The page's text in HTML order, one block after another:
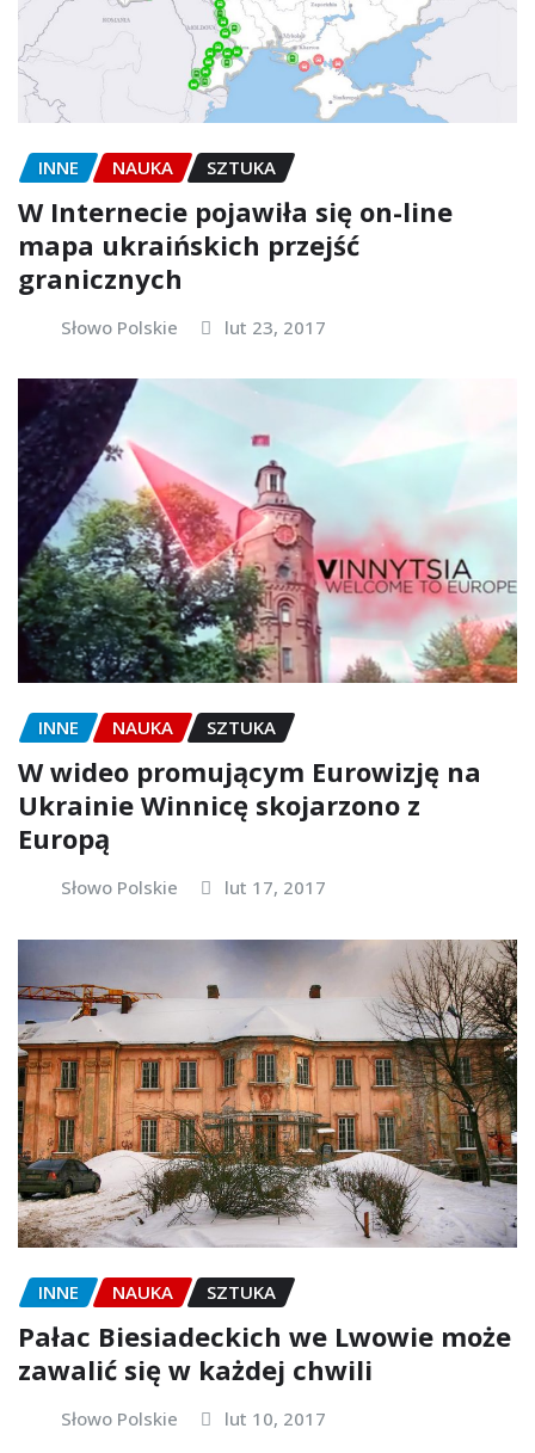
INNE NAUKA SZTUKA
W Internecie pojawiła się on-line
mapa ukraińskich przejść
granicznych
Słowo Polskie lut 23, 2017
INNE NAUKA SZTUKA
W wideo promującym Eurowizję na
Ukrainie Winnicę skojarzono z
Europą
Słowo Polskie lut 17, 2017
INNE NAUKA SZTUKA
Pałac Biesiadeckich we Lwowie może
zawalić się w każdej chwili
Słowo Polskie lut 10, 2017